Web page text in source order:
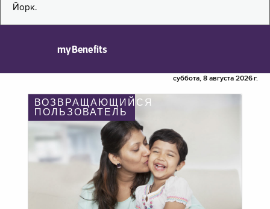
Йорк.
myBenefits
суббота, 8 августа 2026 г.
ВОЗВРАЩАЮЩИЙСЯ
ПОЛЬЗОВАТЕЛЬ